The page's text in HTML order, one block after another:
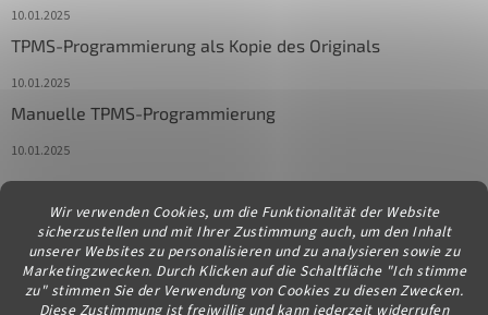
Wir verwenden Cookies, um die Funktionalität der Website
sicherzustellen und mit Ihrer Zustimmung auch, um den Inhalt
unserer Websites zu personalisieren und zu analysieren sowie zu
Marketingzwecken. Durch Klicken auf die Schaltfläche "Ich stimme
zu" stimmen Sie der Verwendung von Cookies zu diesen Zwecken.
Diese Zustimmung ist freiwillig und kann jederzeit widerrufen
10.01.2025
TPMS-Programmierung als Kopie des Originals
10.01.2025
Manuelle TPMS-Programmierung
10.01.2025
Kontakt
info@diagstore.at